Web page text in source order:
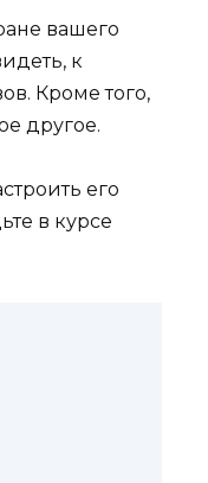
вашего
к
Кроме того,
другое.
его
в курсе